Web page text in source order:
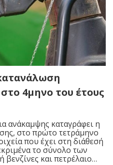
4μηνο του έτους
ανάκαμψης καταγράφει η
στο πρώτο τετράμηνο
που έχει στη διάθεσή
το σύνολο των
και πετρέλαιο…